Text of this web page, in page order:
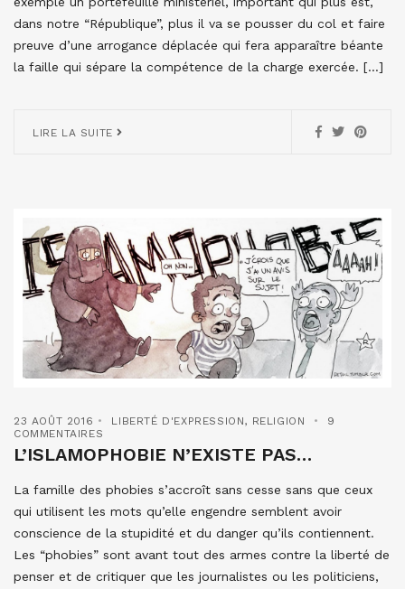
dans notre “République”, plus il va se pousser du col et faire
preuve d’une arrogance déplacée qui fera apparaître béante
la faille qui sépare la compétence de la charge exercée. […]
LIRE LA SUITE
23 AOÛT 2016 LIBERTÉ D'EXPRESSION, RELIGION
9
COMMENTAIRES
L’ISLAMOPHOBIE N’EXISTE PAS…
La famille des phobies s’accroît sans cesse sans que ceux
qui utilisent les mots qu’elle engendre semblent avoir
conscience de la stupidité et du danger qu’ils contiennent.
Les “phobies” sont avant tout des armes contre la liberté de
penser et de critiquer que les journalistes ou les politiciens,